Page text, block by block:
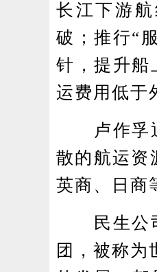
长江下游
破；推行“
针，提升船
运费用低于
卢作孚通
散的航运资
英商、日商
民生公司
团，被称为